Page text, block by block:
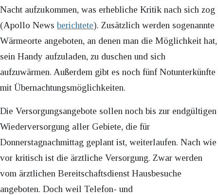
Nacht aufzukommen, was erhebliche Kritik nach sich zog
(Apollo Newsberichtete). Zusätzlich werden sogenannte
Wärmeorte angeboten, an denen man die Möglichkeit hat,
sein Handy aufzuladen, zu duschen und sich
aufzuwärmen. Außerdem gibt es noch fünf Notunterkünfte
mit Übernachtungsmöglichkeiten.
Die Versorgungsangebote sollen noch bis zur endgültigen
Wiederversorgung aller Gebiete, die für
Donnerstagnachmittag geplant ist, weiterlaufen. Nach wie
vor kritisch ist die ärztliche Versorgung. Zwar werden
vom ärztlichen Bereitschaftsdienst Hausbesuche
angeboten. Doch weil Telefon- und